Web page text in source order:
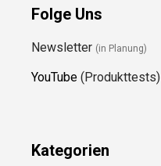
Folge Uns
Newsletter (in Planung)
YouTube (Produkttests)
Kategorien